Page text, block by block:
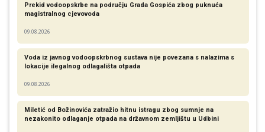
Prekid vodoopskrbe na području Grada Gospića zbog puknuća
magistralnog cjevovoda
09.08.2026
Voda iz javnog vodoopskrbnog sustava nije povezana s nalazima s
lokacije ilegalnog odlagališta otpada
09.08.2026
Miletić od Božinovića zatražio hitnu istragu zbog sumnje na
nezakonito odlaganje otpada na državnom zemljištu u Udbini